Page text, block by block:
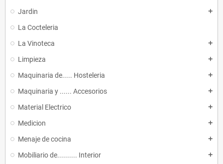
Jardin add
La Cocteleria
La Vinoteca
add
Limpieza add
Maquinaria de..... Hosteleria add
Maquinaria y ...... Accesorios add
Material Electrico add
Medicion add
Menaje de cocina add
Mobiliario de.......... Interior add